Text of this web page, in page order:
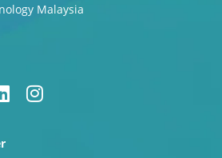
Malaysia
L
i
k
I
n